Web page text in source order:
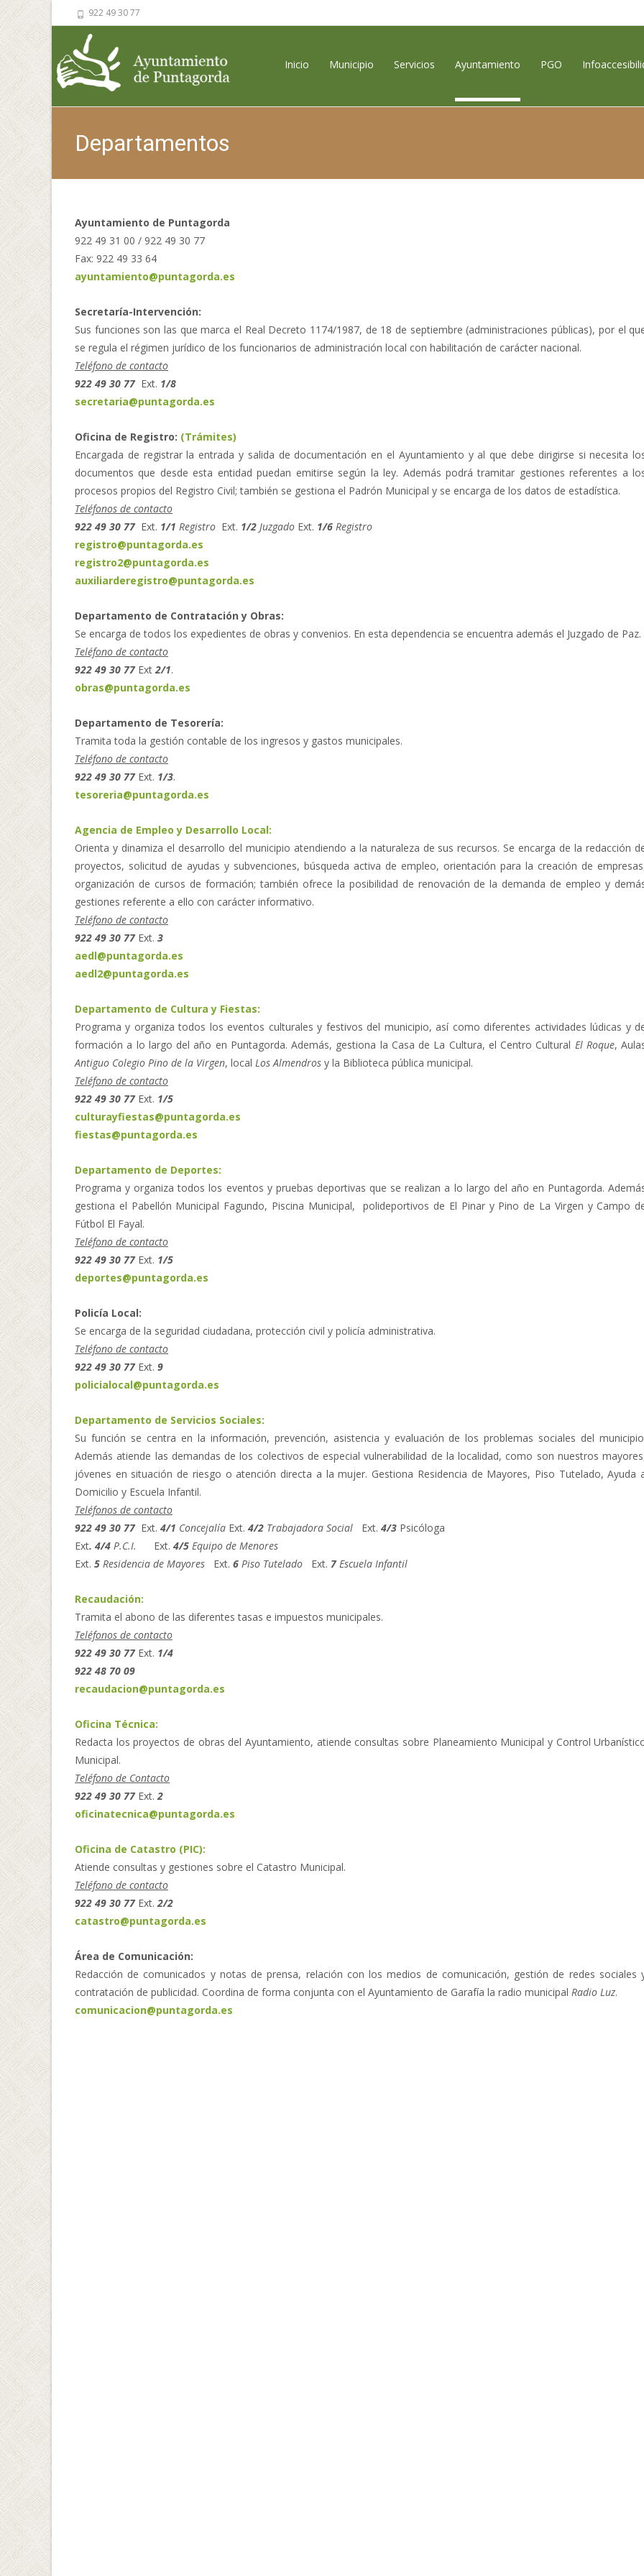
922 49 30 77
Inicio
Municipio Servicios Ayuntamiento PGO
Departamentos
Ayuntamiento de Puntagorda
922 49 31 00 / 922 49 30 77
Fax: 922 49 33 64
ayuntamiento@puntagorda.es
Secretaría-Intervención:
Sus funciones son las que marca el Real Decreto 1174/1987, de 18 de septiembre (administraciones públicas), por el
se regula el régimen jurídico de los funcionarios de administración local con habilitación de carácter nacional.
Teléfono de contacto
922 49 30 77Ext. 1/8
secretaria@puntagorda.es
Oficina de Registro: (Trámites)
Encargada de registrar la entrada y salida de documentación en el Ayuntamiento y al que debe dirigirse si necesita
documentos que desde esta entidad puedan emitirse según la ley. Además podrá tramitar gestiones referentes a
procesos propios del Registro Civil; también se gestiona el Padrón Municipal y se encarga de los datos de estadística.
Teléfonos de contacto
922 49 30 77Ext. 1/1 Registro Ext. 1/2 Juzgado Ext. 1/6 Registro
registro@puntagorda.es
registro2@puntagorda.es
auxiliarderegistro@puntagorda.es
Departamento de Contratación y Obras:
Se encarga de todos los expedientes de obras y convenios. En esta dependencia se encuentra además el Juzgado de Paz.
Teléfono de contacto
922 49 30 77Ext2/1.
obras@puntagorda.es
Departamento de Tesorería:
Tramita toda la gestión contable de los ingresos y gastos municipales.
Teléfono de contacto
922 49 30 77Ext. 1/3.
tesoreria@puntagorda.es
Agencia de Empleo y Desarrollo Local:
Orienta y dinamiza el desarrollo del municipio atendiendo a la naturaleza de sus recursos. Se encarga de la redacción
proyectos, solicitud de ayudas y subvenciones, búsqueda activa de empleo, orientación para la creación de
organización de cursos de formación; también ofrece la posibilidad de renovación de la demanda de empleo y
gestiones referente a ello con carácter informativo.
Teléfono de contacto
922 49 30 77Ext. 3
aedl@puntagorda.es
aedl2@puntagorda.es
Departamento de Cultura y Fiestas:
Programa y organiza todos los eventos culturales y festivos del municipio, así como diferentes actividades lúdicas y
formación a lo largo del año en Puntagorda. Además, gestiona la Casa de La Cultura, el Centro Cultural El Roque,
Antiguo Colegio Pino de la Virgen, local Los Almendros y la Biblioteca pública municipal.
Teléfono de contacto
922 49 30 77Ext. 1/5
culturayfiestas@puntagorda.es
fiestas@puntagorda.es
Departamento de Deportes:
Programa y organiza todos los eventos y pruebas deportivas que se realizan a lo largo del año en Puntagorda.
gestiona el Pabellón Municipal Fagundo, Piscina Municipal, polideportivos de El Pinar y Pino de La Virgen y Campo
Fútbol El Fayal.
Teléfono de contacto
922 49 30 77Ext. 1/5
deportes@puntagorda.es
Policía Local:
Se encarga de la seguridad ciudadana, protección civil y policía administrativa.
Teléfono de contacto
922 49 30 77Ext. 9
policialocal@puntagorda.es
Departamento de Servicios Sociales:
Su función se centra en la información, prevención, asistencia y evaluación de los problemas sociales del
Además atiende las demandas de los colectivos de especial vulnerabilidad de la localidad, como son nuestros
jóvenes en situación de riesgo o atención directa a la mujer. Gestiona Residencia de Mayores, Piso Tutelado, Ayuda
Domicilio y Escuela Infantil.
Teléfonos de contacto
922 49 30 77Ext. 4/1 Concejalía Ext. 4/2 Trabajadora Social Ext. 4/3 Psicóloga
Ext. 4/4 P.C.I. Ext. 4/5 Equipo de Menores
Ext. 5 Residencia de Mayores Ext. 6 Piso Tutelado Ext. 7 Escuela Infantil
Recaudación:
Tramita el abono de las diferentes tasas e impuestos municipales.
Teléfonos de contacto
922 49 30 77Ext. 1/4
922 48 70 09
recaudacion@puntagorda.es
Oficina Técnica:
Redacta los proyectos de obras del Ayuntamiento, atiende consultas sobre Planeamiento Municipal y Control
Municipal.
Teléfono de Contacto
922 49 30 77Ext.2
oficinatecnica@puntagorda.es
Oficina de Catastro (PIC):
Atiende consultas y gestiones sobre el Catastro Municipal.
Teléfono de contacto
922 49 30 77Ext.2/2
catastro@puntagorda.es
Área de Comunicación:
Redacción de comunicados y notas de prensa, relación con los medios de comunicación, gestión de redes sociales
contratación de publicidad. Coordina de forma conjunta con el Ayuntamiento de Garafía la radio municipal Radio Luz.
comunicacion@puntagorda.es